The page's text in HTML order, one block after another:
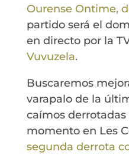
Ourense Ontime,
partido será el
en directo por la
Vuvuzela.
Buscaremos
varapalo de la
caímos
momento en Les
segunda derrota